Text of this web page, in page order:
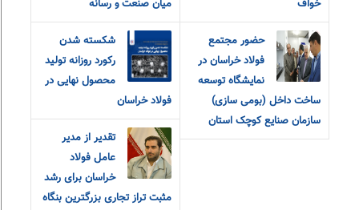
خواف
میان صنعت و رسانه
حضور مجتمع
فولاد خراسان در
نمایشگاه توسعه
ساخت داخل (بومی سازی)
سازمان صنایع کوچک استان
شکسته شدن
رکورد روزانه تولید
محصول نهایی در
فولاد خراسان
تقدیر از مدیر
عامل فولاد
خراسان برای رشد
مثبت تراز تجاری بزرگترین بنگاه